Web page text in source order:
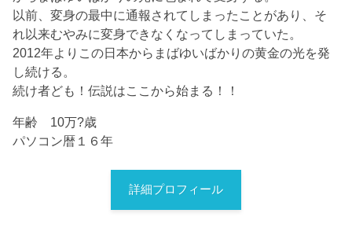
以前、変身の最中に通報されてしまったことがあり、そ
れ以来むやみに変身できなくなってしまっていた。
2012年よりこの日本からまばゆいばかりの黄金の光を発
し続ける。
続け者ども！伝説はここから始まる！！
年齢 10万?歳
パソコン暦１６年
詳細プロフィール